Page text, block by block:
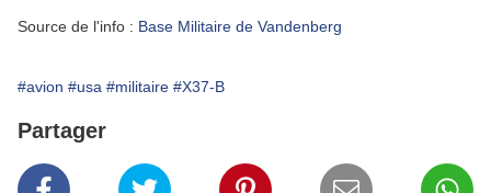
Source de l'info : Base Militaire de Vandenberg
#avion #usa #militaire #X37-B
Partager